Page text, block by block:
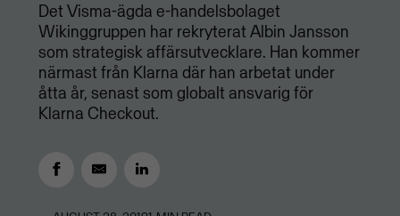
Det Visma-ägda e-handelsbolaget
Wikinggruppen har rekryterat Albin Jansson
som strategisk affärsutvecklare. Han kommer
närmast från Klarna där han arbetat under
åtta år, senast som globalt ansvarig för
Klarna Checkout.